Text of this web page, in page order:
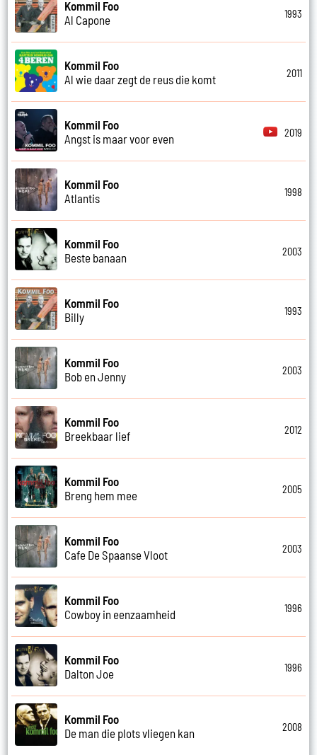
Kommil Foo
Al Capone
1993
Kommil Foo
Al wie daar zegt de reus die komt
2011
Kommil Foo
Angst is maar voor even
2019
Kommil Foo
Atlantis
1998
Kommil Foo
Beste banaan
2003
Kommil Foo
Billy
1993
Kommil Foo
Bob en Jenny
2003
Kommil Foo
Breekbaar lief
2012
Kommil Foo
Breng hem mee
2005
Kommil Foo
Cafe De Spaanse Vloot
2003
Kommil Foo
Cowboy in eenzaamheid
1996
Kommil Foo
Dalton Joe
1996
Kommil Foo
De man die plots vliegen kan
2008